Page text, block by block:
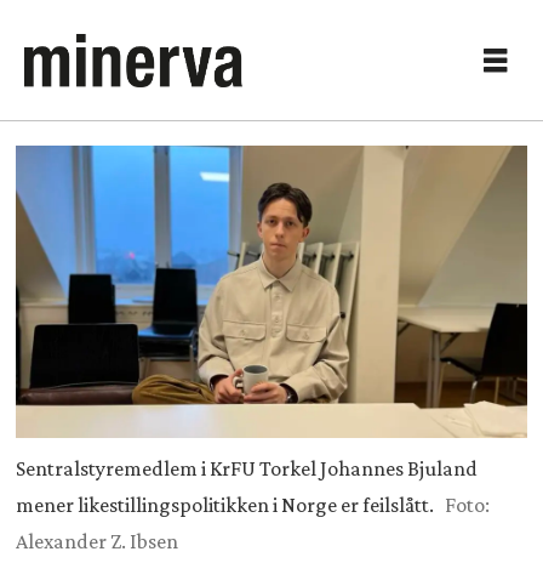
Sentralstyremedlem i KrFU Torkel Johannes Bjuland
mener likestillingspolitikken i Norge er feilslått. Foto:
Alexander Z. Ibsen